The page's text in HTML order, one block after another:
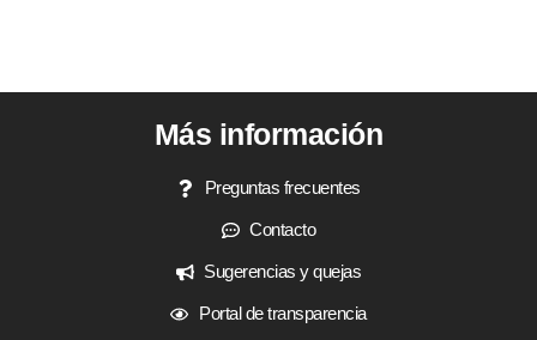
Más información
Preguntas frecuentes
Contacto
Sugerencias y quejas
Portal de transparencia